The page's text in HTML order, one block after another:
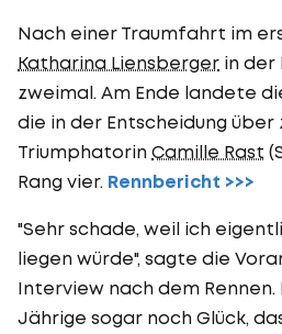
Nach einer Traumfahrt im
Katharina Liensberger in der
zweimal. Am Ende landete
die in der Entscheidung über
Triumphatorin Camille Rast
Rang vier. Rennbericht >>>
"Sehr schade, weil ich
liegen würde", sagte die
Interview nach dem
Jährige sogar noch Glück,